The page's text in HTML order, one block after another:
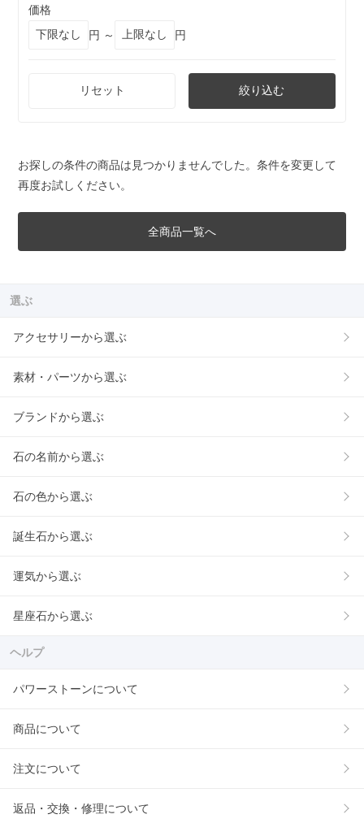
価格
円 ～
円
リセット 絞り込む
お探しの条件の商品は見つかりませんでした。条件を変更して
再度お試しください。
全商品一覧へ
選ぶ
アクセサリーから選ぶ
素材・パーツから選ぶ
ブランドから選ぶ
石の名前から選ぶ
石の色から選ぶ
誕生石から選ぶ
運気から選ぶ
星座石から選ぶ
ヘルプ
パワーストーンについて
商品について
注文について
返品・交換・修理について